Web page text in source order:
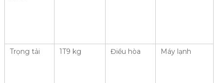
Trọng tải 1T9 kg Điều hòa Máy lạnh